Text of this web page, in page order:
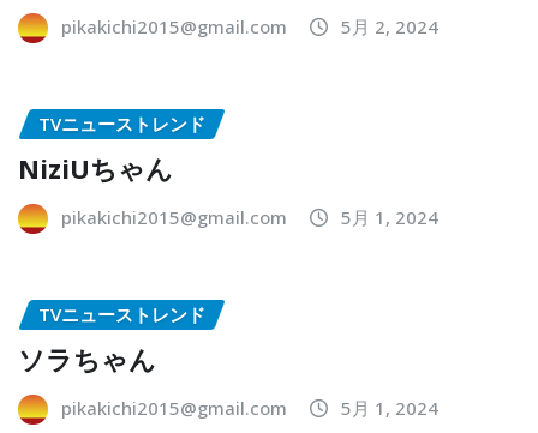
pikakichi2015@gmail.com 5月 2, 2024
TVニューストレンド
NiziUちゃん
pikakichi2015@gmail.com 5月 1, 2024
TVニューストレンド
ソラちゃん
pikakichi2015@gmail.com 5月 1, 2024